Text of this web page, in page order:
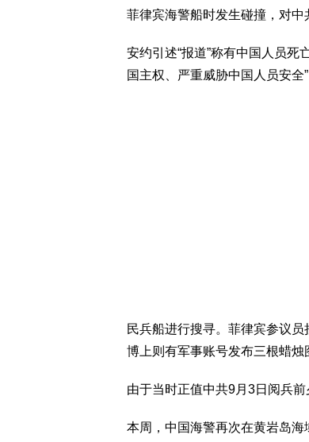
菲律宾海警船时发生碰撞，对中
安约引述“报道”称有中国人员死
国主权、严重威胁中国人员安全
民兵船进行搜寻。菲律宾参议
博上则有军事账号发布三根蜡烛
由于当时正值中共9月3日阅兵
本周，中国海警再次在黄岩岛